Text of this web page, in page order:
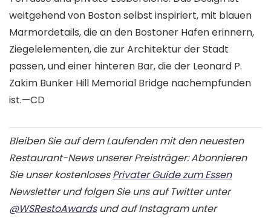
weitgehend von Boston selbst inspiriert, mit blauen
Marmordetails, die an den Bostoner Hafen erinnern,
Ziegelelementen, die zur Architektur der Stadt
passen, und einer hinteren Bar, die der Leonard P.
Zakim Bunker Hill Memorial Bridge nachempfunden
ist.—CD
Bleiben Sie auf dem Laufenden mit den neuesten
Restaurant-News unserer Preisträger: Abonnieren
Sie unser kostenlosesPrivater Guide zum Essen
Newsletter und folgen Sie uns auf Twitter unter
@WSRestoAwardsund auf Instagram unter